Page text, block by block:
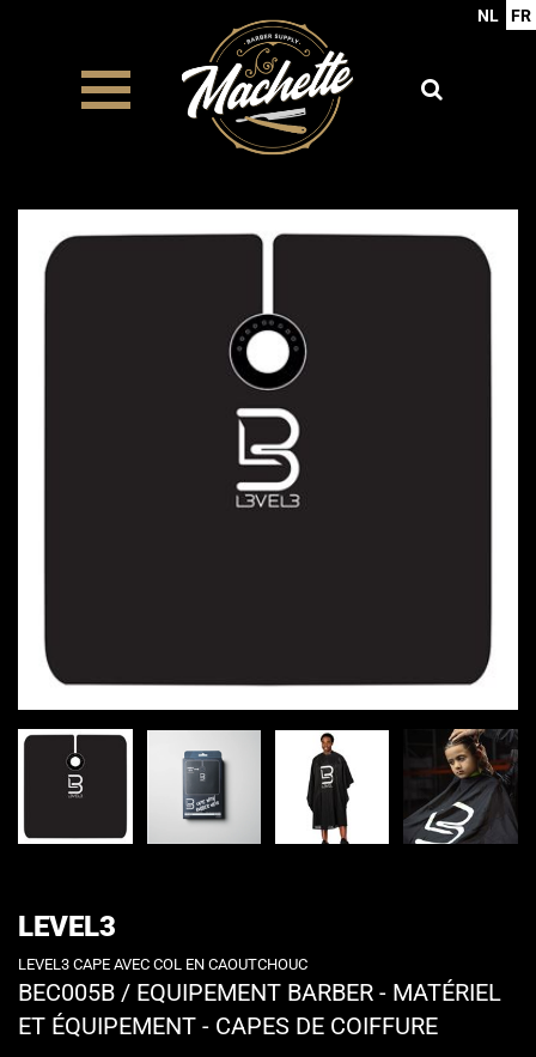
NL FR
LEVEL3
LEVEL3 CAPE AVEC COL EN CAOUTCHOUC
BEC005B / EQUIPEMENT BARBER - MATÉRIEL
ET ÉQUIPEMENT - CAPES DE COIFFURE